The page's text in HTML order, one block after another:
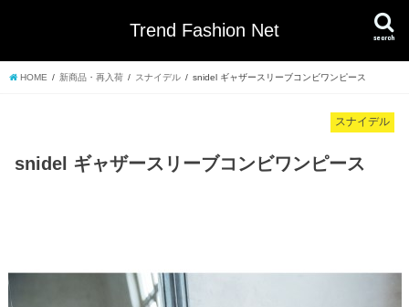
Trend Fashion Net search
HOME 新商品・再入荷 スナイデル snidel ギャザースリーブコンビワンピース
スナイデル
snidel ギャザースリーブコンビワンピース